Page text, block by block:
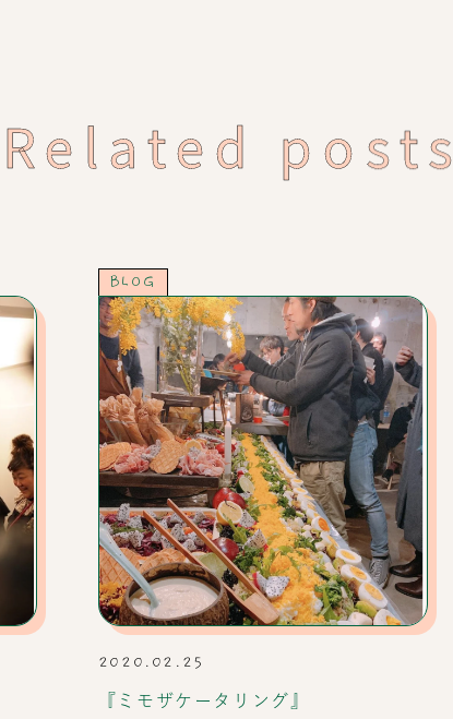
Related posts
BLOG
2020.02.25
『ミモザケータリング』